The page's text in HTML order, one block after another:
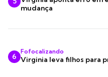
mudança
6
Fofocalizando
Virginia leva filhos para